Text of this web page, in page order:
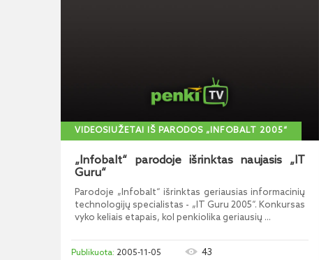
VIDEOSIUŽETAI IŠ PARODOS „INFOBALT 2005“
„Infobalt“ parodoje išrinktas naujasis „IT
Guru“
Parodoje „Infobalt“ išrinktas geriausias informacinių
technologijų specialistas - „IT Guru 2005“. Konkursas
vyko keliais etapais, kol penkiolika geriausių ...
2005-11-05 43